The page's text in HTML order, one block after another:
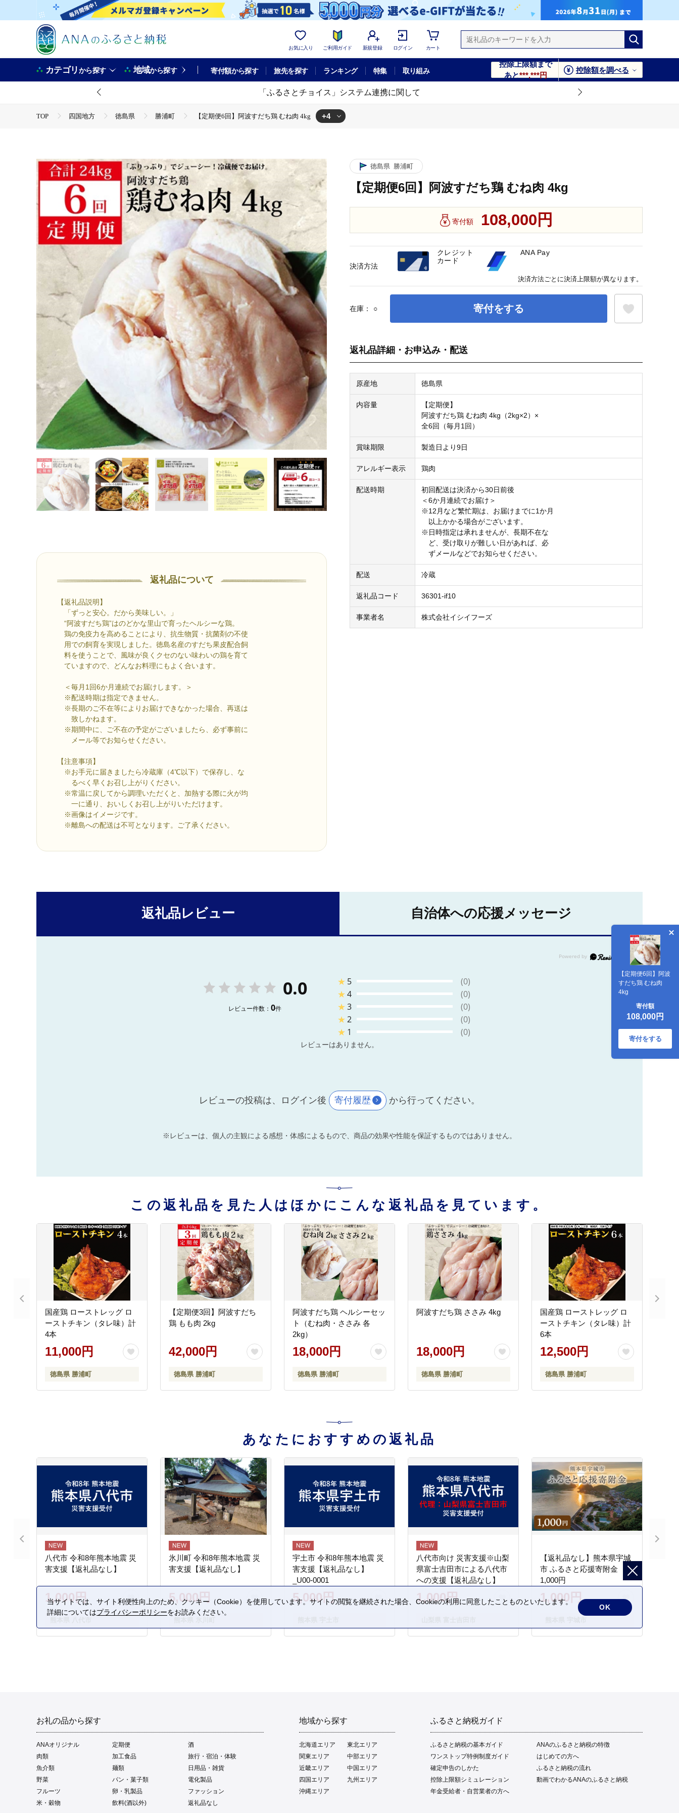
お気に入り ご利用ガイド 新規登録 ログイン カート
カテゴリから探す 地域から探す 寄付額から探す 旅先を探す ランキング 特集 取り組み
控除上限額まで
あと***,***円
控除額を調べる
「ふるさとチョイス」システム連携に関して
TOP 四国地方 徳島県 勝浦町 【定期便6回】阿波すだち鶏 むね肉 4kg +4
返礼品について
【返礼品説明】
「ずっと安心。だから美味しい。」
“阿波すだち鶏”はのどかな里山で育ったヘルシーな鶏。
鶏の免疫力を高めることにより、抗生物質・抗菌剤の不使
用での飼育を実現しました。徳島名産のすだち果皮配合飼
料を使うことで、風味が良くクセのない味わいの鶏を育て
ていますので、どんなお料理にもよく合います。
＜毎月1回6か月連続でお届けします。＞
※配送時期は指定できません。
※長期のご不在等によりお届けできなかった場合、再送は
致しかねます。
※期間中に、ご不在の予定がございましたら、必ず事前に
メール等でお知らせください。
【注意事項】
※お手元に届きましたら冷蔵庫（4℃以下）で保存し、な
るべく早くお召し上がりください。
※常温に戻してから調理いただくと、加熱する際に火が均
一に通り、おいしくお召し上がりいただけます。
※画像はイメージです。
※離島への配送は不可となります。ご了承ください。
徳島県 勝浦町
【定期便6回】阿波すだち鶏 むね肉 4kg
寄付額 108,000円
在庫： ○ 寄付をする
【定期便6回】阿波
すだち鶏 むね肉
4kg
寄付額
108,000円
寄付をする
返礼品詳細・お申込み・配送
原産地 徳島県
内容量
【定期便】
阿波すだち鶏 むね肉 4kg（2kg×2）×
全6回（毎月1回）
賞味期限 製造日より9日
アレルギー表示 鶏肉
配送時期
初回配送は決済から30日前後
＜6か月連続でお届け＞
※12月など繁忙期は、お届けまでに1か月
以上かかる場合がございます。
※日時指定は承れませんが、長期不在な
ど、受け取りが難しい日があれば、必
ずメールなどでお知らせください。
配送 冷蔵
返礼品コード 36301-if10
事業者名 株式会社イシイフーズ
決済方法
クレジット
カード
ANA Pay
決済方法ごとに決済上限額が異なります。
返礼品レビュー 自治体への応援メッセージ
0.0
レビュー件数： 0件
★ 5
(0)
★4
(0)
★3
(0)
★2
(0)
★ 1 (0)
レビューはありません。
レビューの投稿は、ログイン後 寄付履歴 から行ってください。
※レビューは、個人の主観による感想・体感によるもので、商品の効果や性能を保証するものではありません。
この返礼品を見た人はほかにこんな返礼品を見ています。
国産鶏 ローストレッグ ロ
ーストチキン（タレ味）計
4本
11,000円
徳島県 勝浦町
【定期便3回】阿波すだち
鶏 もも肉 2kg
42,000円
徳島県 勝浦町
阿波すだち鶏 ヘルシーセッ
ト（むね肉・ささみ 各
2kg）
18,000円
徳島県 勝浦町
阿波すだち鶏 ささみ 4kg
18,000円
徳島県 勝浦町
国産鶏 ローストレッグ ロ
ーストチキン（タレ味）計
6本
12,500円
徳島県 勝浦町
あなたにおすすめの返礼品
八代市 令和8年熊本地震 災
害支援【返礼品なし】
1,000円
氷川町 令和8年熊本地震 災
害支援【返礼品なし】
5,000円
宇土市 令和8年熊本地震 災
害支援【返礼品なし】
_U00-0001
5,000円
八代市向け 災害支援※山梨
県富士吉田市による八代市
への支援【返礼品なし】
1,000円
【返礼品なし】熊本県宇城
市 ふるさと応援寄附金
1,000円
1,000円
お礼の品から探す
ANAオリジナル 定期便
酒
肉類
加工食品
旅行・宿泊・体験
魚介類
麺類
日用品・雑貨
野菜
パン・菓子類
電化製品
フルーツ
卵・乳製品
ファッション
米・穀物
飲料(酒以外) 返礼品なし
地域から探す
北海道エリア
東北エリア
関東エリア
中部エリア
近畿エリア
中国エリア
四国エリア
九州エリア
沖縄エリア
ふるさと納税ガイド
ふるさと納税の基本ガイド
ANAのふるさと納税の特徴
ワンストップ特例制度ガイド
はじめての方へ
確定申告のしかた
ふるさと納税の流れ
控除上限額シミュレーション
動画でわかるANAのふるさと納税
年金受給者・自営業者の方へ
当サイトでは、サイト利便性向上のため、クッキー（Cookie）を使用しています。サイトの閲覧を継続された場合、Cookieの利用に同意したことものといたします。
詳細についてはプライバシーポリシーをお読みください。
OK